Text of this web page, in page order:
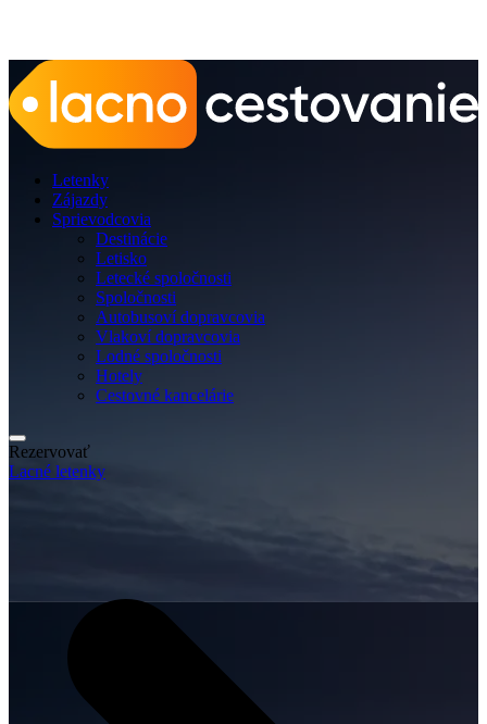
Letenky
Zájazdy
Sprievodcovia
Destinácie
Letisko
Letecké spoločnosti
Spoločnosti
Autobusoví dopravcovia
Vlakoví dopravcovia
Lodné spoločnosti
Hotely
Cestovné kancelárie
Rezervovať
Lacné letenky